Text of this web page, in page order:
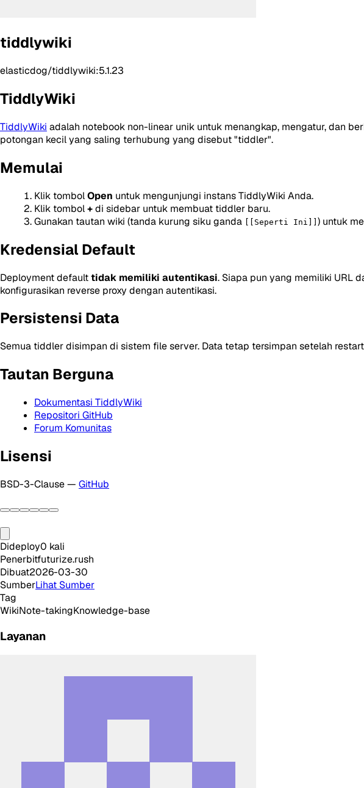
tiddlywiki
elasticdog/tiddlywiki:5.1.23
TiddlyWiki
TiddlyWiki adalah notebook non-linear unik untuk menangkap, mengatur, dan
potongan kecil yang saling terhubung yang disebut "tiddler".
Memulai
Klik tombolOpen untuk mengunjungi instans TiddlyWiki Anda.
Klik tombol+di sidebar untuk membuat tiddler baru.
Gunakan tautan wiki (tanda kurung siku ganda [[Seperti Ini]] ) untuk
Kredensial Default
Deployment defaulttidak memiliki autentikasi. Siapa pun yang memiliki URL
konfigurasikan reverse proxy dengan autentikasi.
Persistensi Data
Semua tiddler disimpan di sistem file server. Data tetap tersimpan setelah
Tautan Berguna
Dokumentasi TiddlyWiki
Repositori GitHub
Forum Komunitas
Lisensi
BSD-3-Clause — GitHub
Dideploy0 kali
Penerbitfuturize.rush
Dibuat2026-03-30
SumberLihat Sumber
Tag
WikiNote-takingKnowledge-base
Layanan